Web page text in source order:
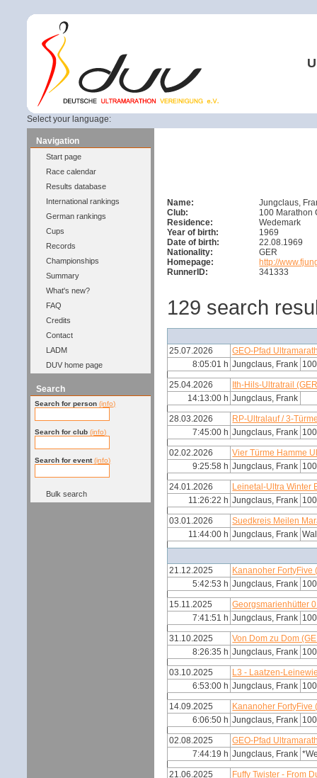
Select your language:
Navigation
Start page
Race calendar
Results database
International rankings
German rankings
Cups
Records
Championships
Summary
What's new?
FAQ
Credits
Contact
LADM
DUV home page
Search
Search for person (info)
Search for club (info)
Search for event (info)
Bulk search
Name:
Jungclaus,
Club:
100 Marathon
Residence:
Wedemark
Year of birth:
1969
Date of birth:
22.08.1969
Nationality:
GER
Homepage:
http://
RunnerID:
341333
129 search
25.07.2026
GEO-Pfad
8:05:01 h Jungclaus, Frank
25.04.2026
Ith-Hils-Ultratrail
14:13:00 h Jungclaus, Frank
28.03.2026
RP-Ultralauf / 3-
7:45:00 h Jungclaus, Frank
02.02.2026
Vier Türme Hamme
9:25:58 h Jungclaus, Frank
24.01.2026
Leinetal-Ultra Winter
11:26:22 h Jungclaus, Frank
03.01.2026
Suedkreis Meilen
11:44:00 h Jungclaus, Frank
21.12.2025
Kananoher FortyFive
5:42:53 h Jungclaus, Frank
15.11.2025
Georgsmarienhütter
7:41:51 h Jungclaus, Frank
31.10.2025
Von Dom zu Dom
8:26:35 h Jungclaus, Frank
03.10.2025
L3 - Laatzen-
6:53:00 h Jungclaus, Frank
14.09.2025
Kananoher FortyFive
6:06:50 h Jungclaus, Frank
02.08.2025
GEO-Pfad
7:44:19 h Jungclaus, Frank
21.06.2025
Fuffy Twister - From